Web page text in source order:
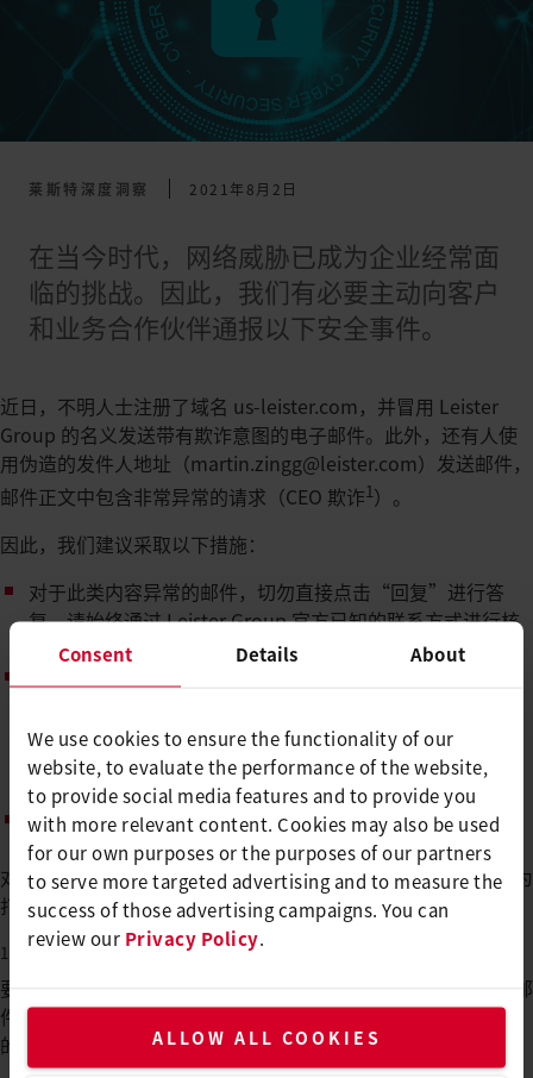
Consent Details About
We use cookies to ensure the functionality of our
website, to evaluate the performance of the website,
to provide social media features and to provide you
with more relevant content. Cookies may also be used
for our own purposes or the purposes of our partners
to serve more targeted advertising and to measure the
success of those advertising campaigns. You can
review our Privacy Policy
ALLOW ALL COOKIES
莱斯特深度洞察 2021年8月2日
在当今时代，网络威胁已成为企业经常面
临的挑战。因此，我们有必要主动向客户
和业务合作伙伴通报以下安全事件。
近日，不明人士注册了域名 us-leister.com，并冒用 Leister
Group 的名义发送带有欺诈意图的电子邮件。此外，还有人使
用伪造的发件人地址（martin.zingg@leister.com）发送邮件，
邮件正文中包含非常异常的请求（CEO 欺诈1）。
因此，我们建议采取以下措施：
对于此类内容异常的邮件，切勿直接点击“回复”进行答
复。请始终通过 Leister Group 官方已知的联系方式进行核
实。
xxxx.xxxxxx@Leister.in、xxxx.xxxxxx@Leister.jp
xxxx.xxxxxx@Leister.it、xxxx.xxxxxx@Leister.nl、
xxxx.xxxxxx@Leister.be、xxxx.xxxxxx@Leister.cn
请在您的防火墙、代理服务器和邮件网关中屏蔽域名 us-
Leister.com。
对于由此造成的任何不便，我们深表歉意，并希望这些信息能为
打击网络犯罪作出一点贡献。
1
CEO 欺诈是一种诈骗手法，攻击者冒充 CEO、经理或高管，
要求收件人例如将款项转账到某个指定账户。当攻击者以电子邮
件作为沟通方式时，CEO 欺诈属于商业电子邮件入侵（BEC）
的一种形式。